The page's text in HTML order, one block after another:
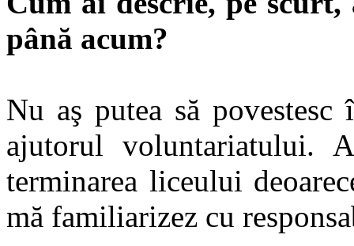
până acum?
Nu aş putea să
ajutorul voluntariatului.
terminarea liceului
mă familiarizez cu